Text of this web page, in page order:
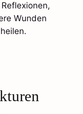
Wunden